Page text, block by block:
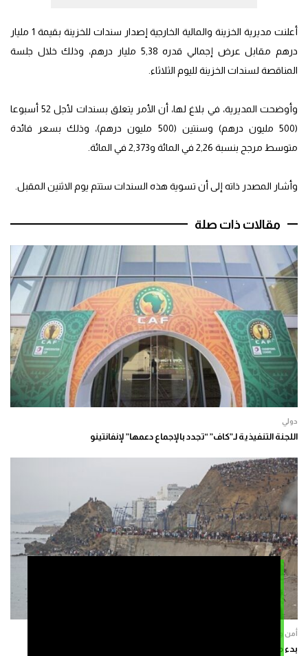
أعلنت مديرية الخزينة والمالية الخارجية إصدار سندات للخزينة بقيمة 1 مليار
درهم مقابل عرض إجمالي قدره 5,38 مليار درهم، وذلك خلال جلسة
المناقصة لسندات الخزينة لليوم الثلاثاء.
وأوضحت المديرية، في بلاغ لها، أن الأمر يتعلق بسندات لأجل 52 أسبوعا
(500 مليون درهم) وسنتين (500 مليون درهم)، وذلك بسعر فائدة
متوسط مرجح بنسبة 2,26 في المائة و2,373 في المائة.
وأشار المصدر ذاته إلى أن تسوية هذه السندات ستتم يوم الاثنين المقبل.
مقالات ذات صلة
دولي
اللجنة التنفيذية لـ”كاف” “تجدد بالإجماع دعمها” لإنفانتينو
أمن وعدالة